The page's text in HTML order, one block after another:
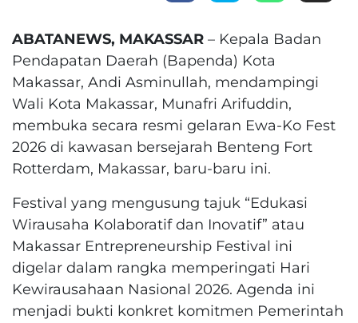
ABATANEWS, MAKASSAR – Kepala Badan
Pendapatan Daerah (Bapenda) Kota
Makassar, Andi Asminullah, mendampingi
Wali Kota Makassar, Munafri Arifuddin,
membuka secara resmi gelaran Ewa-Ko Fest
2026 di kawasan bersejarah Benteng Fort
Rotterdam, Makassar, baru-baru ini.
​Festival yang mengusung tajuk “Edukasi
Wirausaha Kolaboratif dan Inovatif” atau
Makassar Entrepreneurship Festival ini
digelar dalam rangka memperingati Hari
Kewirausahaan Nasional 2026. Agenda ini
menjadi bukti konkret komitmen Pemerintah